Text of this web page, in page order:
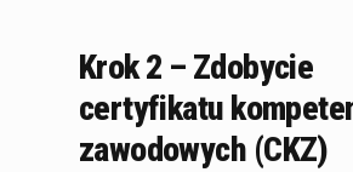
Krok 2 – Zdobycie
certyfikatu
zawodowych (CKZ)